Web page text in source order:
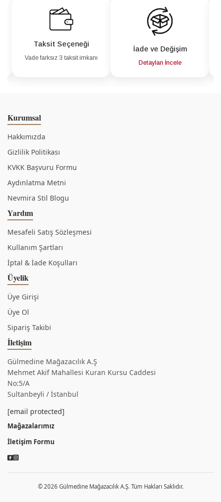
Taksit Seçeneği
Vade farksız 3 taksit imkanı
İade ve Değişim
Detayları İncele
Kurumsal
Hakkımızda
Gizlilik Politikası
KVKK Başvuru Formu
Aydınlatma Metni
Nevmira Stil Blogu
Yardım
Mesafeli Satış Sözleşmesi
Kullanım Şartları
İptal & İade Koşulları
Üyelik
Üye Girişi
Üye Ol
Sipariş Takibi
İletişim
Gülmedine Mağazacılık A.Ş
Mehmet Akif Mahallesi Kuran Kursu Caddesi
No:5/A
Sultanbeyli / İstanbul
[email protected]
Mağazalarımız
İletişim Formu
© 2026 Gülmedine Mağazacılık A.Ş. Tüm Hakları Saklıdır.